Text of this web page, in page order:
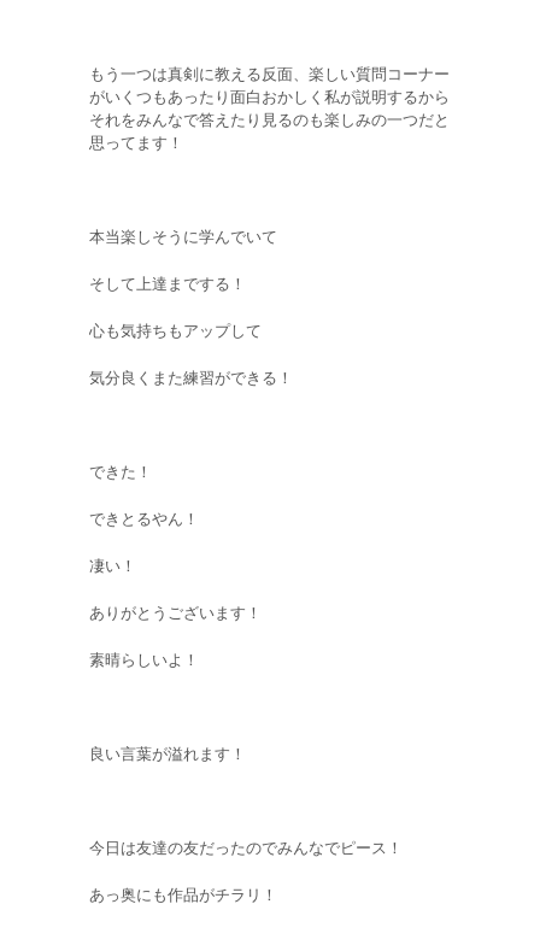
もう一つは真剣に教える反面、楽しい質問コーナー
がいくつもあったり面白おかしく私が説明するから
それをみんなで答えたり見るのも楽しみの一つだと
思ってます！
本当楽しそうに学んでいて
そして上達までする！
心も気持ちもアップして
気分良くまた練習ができる！
できた！
できとるやん！
凄い！
ありがとうございます！
素晴らしいよ！
良い言葉が溢れます！
今日は友達の友だったのでみんなでピース！
あっ奥にも作品がチラリ！